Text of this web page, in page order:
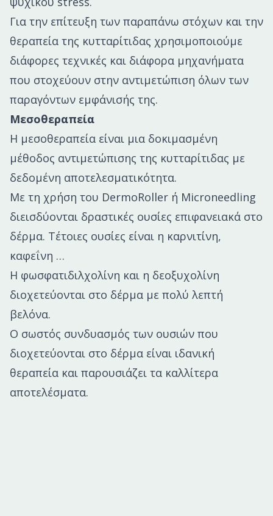
Για την επίτευξη των παραπάνω στόχων και την
θεραπεία της κυτταρίτιδας χρησιμοποιούμε
διάφορες τεχνικές και διάφορα μηχανήματα
που στοχεύουν στην αντιμετώπιση όλων των
παραγόντων εμφάνισής της.
Μεσοθεραπεία
Η μεσοθεραπεία είναι μια δοκιμασμένη
μέθοδος αντιμετώπισης της κυτταρίτιδας με
δεδομένη αποτελεσματικότητα.
Με τη χρήση του DermoRoller ή Microneedling
διεισδύονται δραστικές ουσίες επιφανειακά στο
δέρμα. Τέτοιες ουσίες είναι η καρνιτίνη,
καφεΐνη …
Η φωσφατιδιλχολίνη και η δεοξυχολίνη
διοχετεύονται στο δέρμα με πολύ λεπτή
βελόνα.
Ο σωστός συνδυασμός των ουσιών που
διοχετεύονται στο δέρμα είναι ιδανική
θεραπεία και παρουσιάζει τα καλλίτερα
αποτελέσματα.